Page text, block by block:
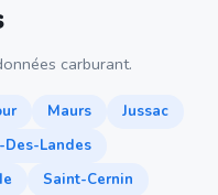
carburant.
Maurs
Jussac
Landes
Saint-Cernin